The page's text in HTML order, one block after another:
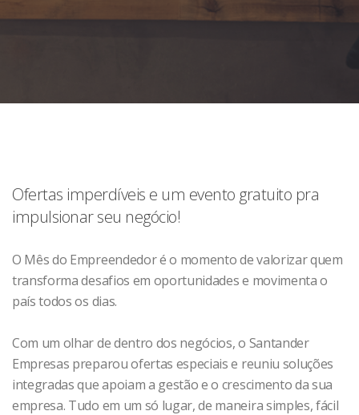
Ofertas imperdíveis e um evento gratuito pra
impulsionar seu negócio!
O Mês do Empreendedor é o momento de valorizar quem
transforma desafios em oportunidades e movimenta o
país todos os dias.
Com um olhar de dentro dos negócios, o Santander
Empresas preparou ofertas especiais e reuniu soluções
integradas que apoiam a gestão e o crescimento da sua
empresa. Tudo em um só lugar, de maneira simples, fácil